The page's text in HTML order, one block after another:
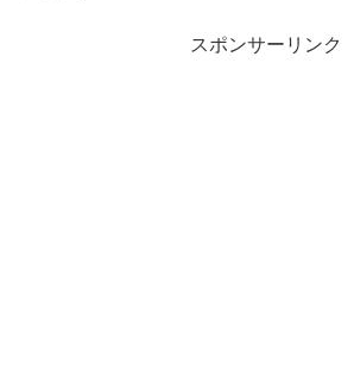
スポンサーリンク